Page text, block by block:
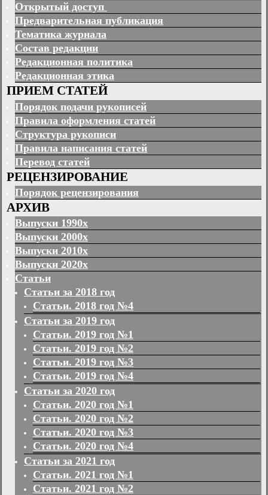
Открытый доступ
Предварительная публикация
Тематика журнала
Состав редакции
Редакционная политика
Редакционная этика
ПРИЕМ СТАТЕЙ
Порядок подачи рукописей
Правила оформления статей
Структура рукописи
Правила написания статей
Перевод статей
РЕЦЕНЗИРОВАНИЕ
Порядок рецензирования
АРХИВ
Выпуски 1990х
Выпуски 2000х
Выпуски 2010х
Выпуски 2020х
Статьи
Статьи за 2018 год
Статьи. 2018 год №4
Статьи за 2019 год
Статьи. 2019 год №1
Статьи. 2019 год №2
Статьи. 2019 год №3
Статьи. 2019 год №4
Статьи за 2020 год
Статьи. 2020 год №1
Статьи. 2020 год №2
Статьи. 2020 год №3
Статьи. 2020 год №4
Статьи за 2021 год
Статьи. 2021 год №1
Статьи. 2021 год №2